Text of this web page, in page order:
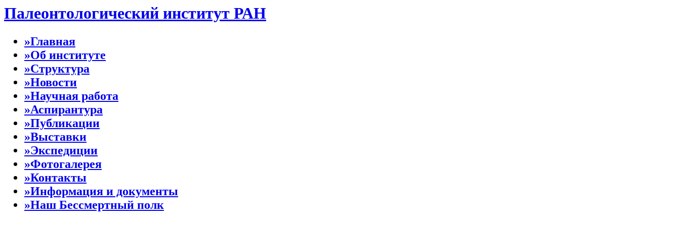
Палеонтологический институт РАН
»Главная
»Об институте
»Структура
»Новости
»Научная работа
»Аспирантура
»Публикации
»Выставки
»Экспедиции
»Фотогалерея
»Контакты
»Информация и документы
»Наш Бессмертный полк